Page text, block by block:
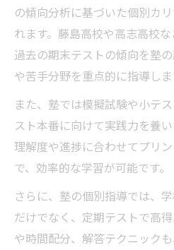
の傾向分析に基づいた個別カ
れます。藤島高校や高志高校な
過去の期末テストの傾向を塾
や苦手分野を重点的に指導しま
また、塾では模擬試験や小テ
スト本番に向けて実践力を養
理解度や進捗に合わせてプリ
で、効率的な学習が可能です。
さらに、塾の個別指導では、
だけでなく、定期テストで高
や時間配分、解答テクニックも